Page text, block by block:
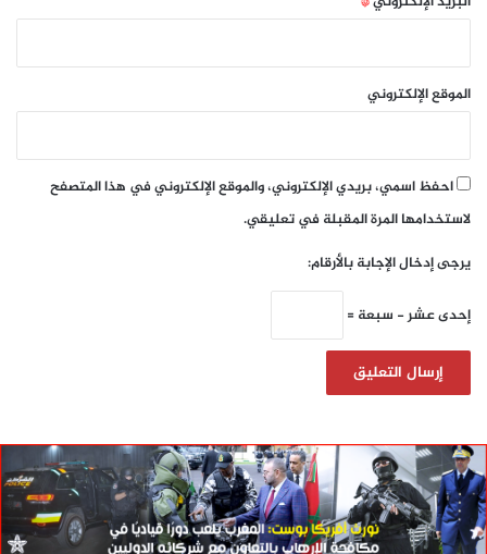
الموقع الإلكتروني
احفظ اسمي، بريدي الإلكتروني، والموقع الإلكتروني في هذا المتصفح
لاستخدامها المرة المقبلة في تعليقي.
يرجى إدخال الإجابة بالأرقام:
إحدى عشر − سبعة =